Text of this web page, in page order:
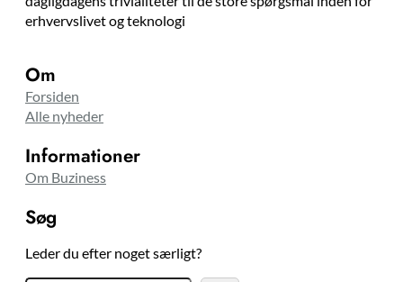
erhvervslivet og teknologi
Om
Forsiden
Alle nyheder
Informationer
Om Buziness
Søg
Leder du efter noget særligt?